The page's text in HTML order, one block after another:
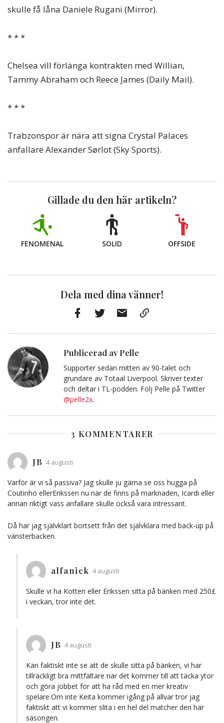
skulle få låna Daniele Rugani (Mirror).
* * *
Chelsea vill förlänga kontrakten med Willian,
Tammy Abraham och Reece James (Daily Mail).
* * *
Trabzonspor är nära att signa Crystal Palaces
anfallare Alexander Sørlot (Sky Sports).
Gillade du den här artikeln?
FENOMENAL SOLID OFFSIDE
Dela med dina vänner!
Publicerad av Pelle
Supporter sedan mitten av 90-talet och
grundare av Totaal Liverpool. Skriver texter
och deltar i TL-podden. Följ Pelle på Twitter
@pelle2x.
3 KOMMENTARER
JB 4 augusti
Varför är vi så passiva? Jag skulle ju gärna se oss hugga på
Coutinho ellerErikssen nu när de finns på marknaden, Icardi eller
annan riktigt vass anfallare skulle också vara intressant.
Då har jag självklart bortsett från det självklara med back-up på
vänsterbacken.
alfanick 4 augusti
Skulle vi ha Kotten eller Erikssen sitta på bänken med 250£
i veckan, tror inte det.
JB 4 augusti
Kan faktiskt inte se att de skulle sitta på bänken, vi har
tillräckligt bra mittfältare när det kommer till att täcka ytor
och göra jobbet för att ha råd med en mer kreativ
spelare.Om inte Keita kommer igång på allvar tror jag
faktiskt att vi kommer slita i en hel del matcher den här
säsongen.